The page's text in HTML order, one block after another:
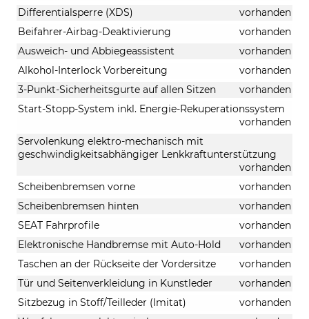
Differentialsperre (XDS)
vorhanden
Beifahrer-Airbag-Deaktivierung
vorhanden
Ausweich- und Abbiegeassistent
vorhanden
Alkohol-Interlock Vorbereitung
vorhanden
3-Punkt-Sicherheitsgurte auf allen Sitzen
vorhanden
Start-Stopp-System inkl. Energie-Rekuperationssystem
vorhanden
Servolenkung elektro-mechanisch mit
geschwindigkeitsabhängiger Lenkkraftunterstützung
vorhanden
Scheibenbremsen vorne
vorhanden
Scheibenbremsen hinten
vorhanden
SEAT Fahrprofile
vorhanden
Elektronische Handbremse mit Auto-Hold
vorhanden
Taschen an der Rückseite der Vordersitze
vorhanden
Tür und Seitenverkleidung in Kunstleder
vorhanden
Sitzbezug in Stoff/Teilleder (Imitat)
vorhanden